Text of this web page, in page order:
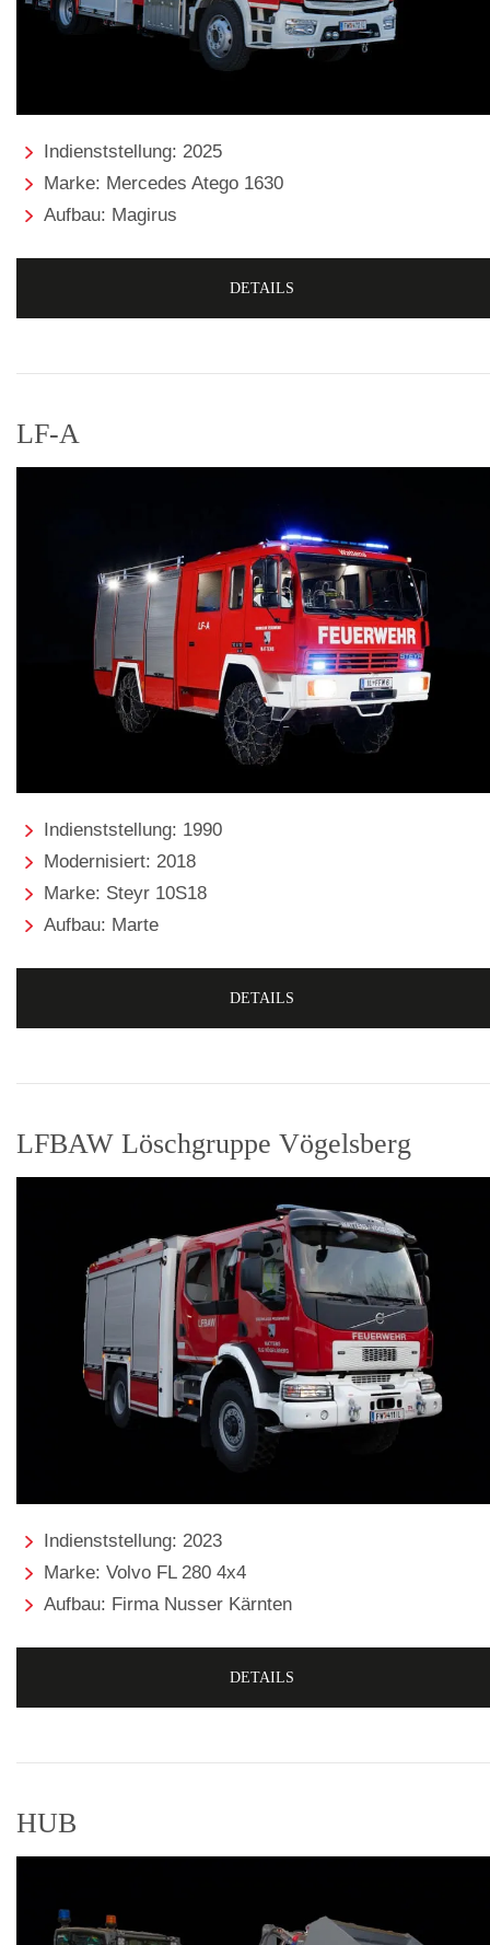
Indienststellung: 2025
Marke: Mercedes Atego 1630
Aufbau: Magirus
DETAILS
LF-A
Indienststellung: 1990
Modernisiert: 2018
Marke: Steyr 10S18
Aufbau: Marte
DETAILS
LFBAW Löschgruppe Vögelsberg
Indienststellung: 2023
Marke: Volvo FL 280 4x4
Aufbau: Firma Nusser Kärnten
DETAILS
HUB